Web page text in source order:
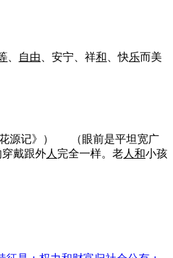
自由 、安宁、祥和 、快乐而美
源记》）
（眼前是平坦宽广
戴跟外人 完全一样。老人 和小孩